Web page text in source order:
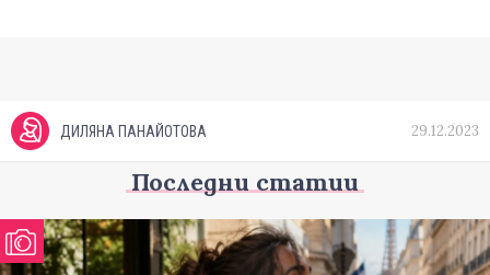
ДИЛЯНА ПАНАЙОТОВА 29.12.2023
Последни статии